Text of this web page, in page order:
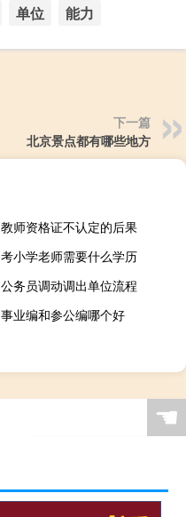
单位 能力
下一篇
北京景点都有哪些地方
教师资格证不认定的后果
考小学老师需要什么学历
公务员调动调出单位流程
事业编和参公编哪个好
☚